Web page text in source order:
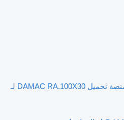
منصة تحميل DAMAC RA.100X30 لـ